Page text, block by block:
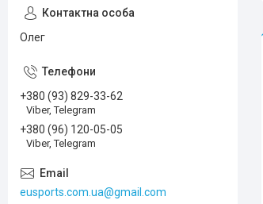
Олег
+380 (93) 829-33-62
Viber, Telegram
+380 (96) 120-05-05
Viber, Telegram
eusports.com.ua@gmail.com